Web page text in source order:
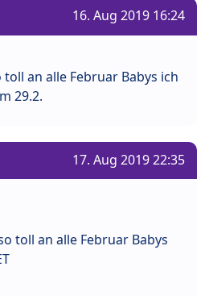
16. Aug 2019 16:24
an alle Februar Babys ich
29.2.
17. Aug 2019 22:35
toll an alle Februar Babys